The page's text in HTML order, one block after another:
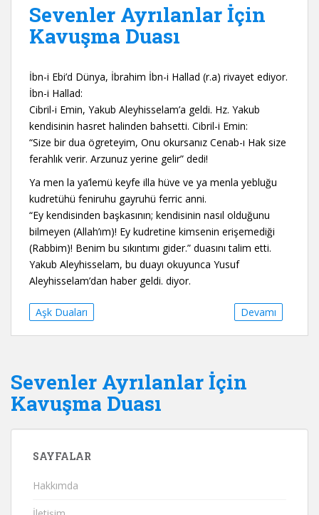
Sevenler Ayrılanlar İçin
Kavuşma Duası
İbn-i Ebi’d Dünya, İbrahim İbn-i Hallad (r.a) rivayet ediyor.
İbn-i Hallad:
Cibril-i Emin, Yakub Aleyhisselam’a geldi. Hz. Yakub
kendisinin hasret halinden bahsetti. Cibril-i Emin:
“Size bir dua ögreteyim, Onu okursanız Cenab-ı Hak size
ferahlık verir. Arzunuz yerine gelir” dedi!
Ya men la ya’lemü keyfe illa hüve ve ya menla yebluğu
kudretühü feniruhu gayruhü ferric anni.
“Ey kendisinden başkasının; kendisinin nasıl olduğunu
bilmeyen (Allah’ım)! Ey kudretine kimsenin erişemediği
(Rabbim)! Benim bu sıkıntımı gider.” duasını talim etti.
Yakub Aleyhisselam, bu duayı okuyunca Yusuf
Aleyhisselam’dan haber geldi. diyor.
Devamı
Aşk Duaları
Sevenler Ayrılanlar İçin
Kavuşma Duası
SAYFALAR
Hakkımda